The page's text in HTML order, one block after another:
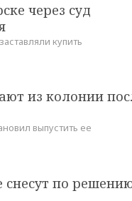
через суд
купить
из колонии
выпустить ее
снесут по